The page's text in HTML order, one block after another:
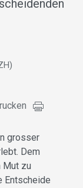
grosser
Dem
Mut zu
Entscheide